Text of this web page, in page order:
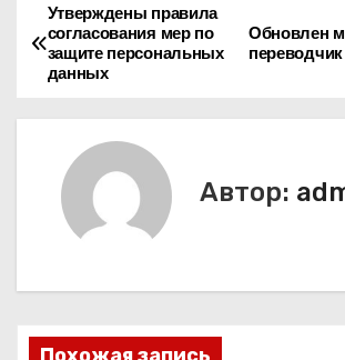
Н
а
в
Обновлен
переводчик
Утверждены правила
согласования мер по
защите персональных
данных
Автор: